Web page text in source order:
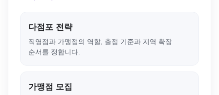
다점포 전략
직영점과 가맹점의 역할, 출점 기준과 지역 확장
순서를 정합니다.
가맹점 모집